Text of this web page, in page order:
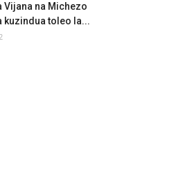
Vijana na Michezo
kuzindua toleo la...